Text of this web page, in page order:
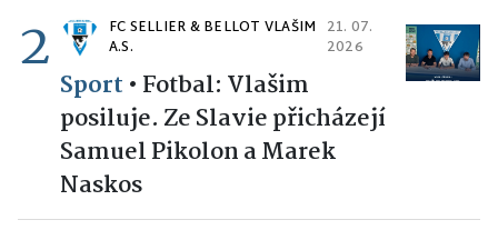
2
FC SELLIER & BELLOT VLAŠIM
A.S.
21. 07.
2026
Sport • Fotbal: Vlašim
posiluje. Ze Slavie přicházejí
Samuel Pikolon a Marek
Naskos